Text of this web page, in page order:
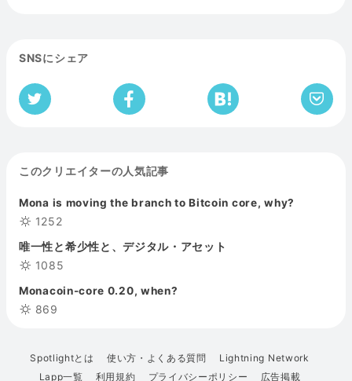
SNSにシェア
このクリエイターの人気記事
Mona is moving the branch to Bitcoin core, why?
1252
唯一性と希少性と、デジタル・アセット
1085
Monacoin-core 0.20, when?
869
Spotlightとは 使い方・よくある質問
Lightning Network
Lapp一覧
利用規約 プライバシーポリシー 広告掲載